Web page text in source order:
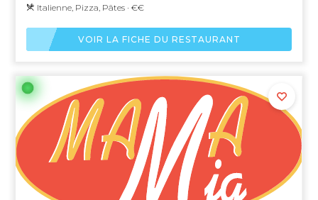
Italienne, Pizza, Pâtes · €€
VOIR LA FICHE DU RESTAURANT